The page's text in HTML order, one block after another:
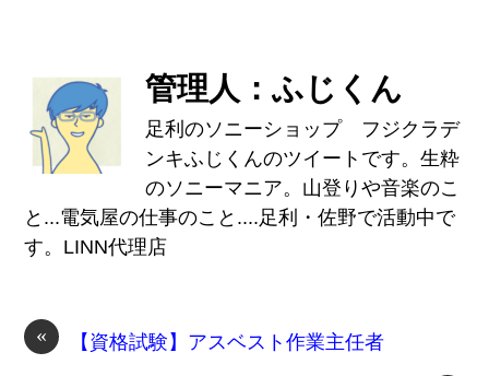
管理人：ふじくん
足利のソニーショップ フジクラデ
ンキふじくんのツイートです。生粋
のソニーマニア。山登りや音楽のこ
と...電気屋の仕事のこと....足利・佐野で活動中で
す。LINN代理店
« 【資格試験】アスベスト作業主任者